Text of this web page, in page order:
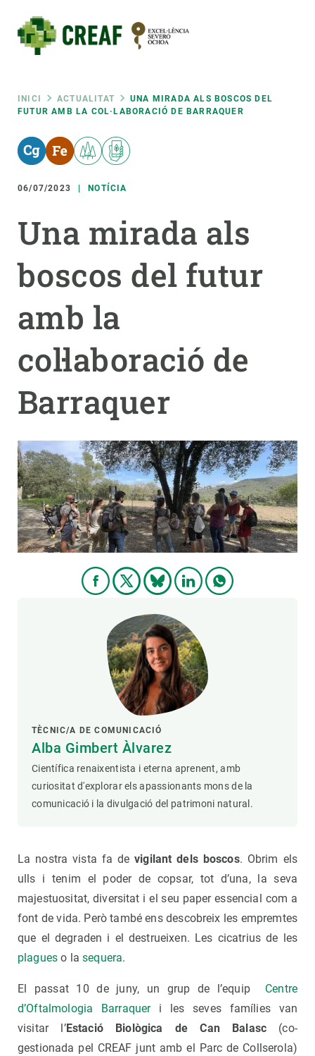
contingut
Fil
d'ariadna
INICI ACTUALITAT
UNA MIRADA ALS BOSCOS DEL
FUTUR AMB LA COL·LABORACIÓ DE BARRAQUER
06/07/2023 NOTÍCIA
Una mirada als
boscos del futur
amb la
col·laboració de
Barraquer
TÈCNIC/A DE COMUNICACIÓ
Alba Gimbert Àlvarez
Científica renaixentista i eterna aprenent, amb
curiositat d'explorar els apassionants mons de la
comunicació i la divulgació del patrimoni natural.
La nostra vista fa devigilant dels boscos. Obrim els
ulls i tenim el poder de copsar, tot d’una, la seva
majestuositat, diversitat i el seu paper essencial com a
font de vida. Però també ens descobreix les empremtes
que el degraden i el destrueixen. Les cicatrius de les
plagues o lasequera.
El passat 10 de juny, un grup de l’equip Centre
d’Oftalmologia Barraqueri les seves famílies van
visitar l’Estació Biològica de Can Balasc (co-
gestionada pel CREAF junt amb el Parc de Collserola)